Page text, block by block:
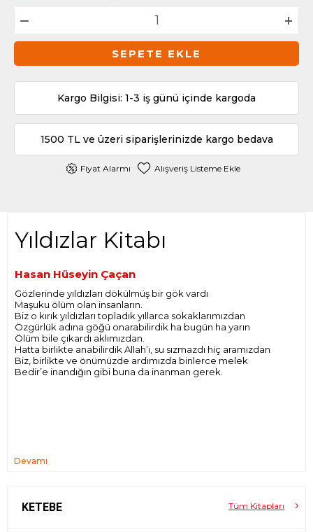
SEPETE EKLE
Kargo Bilgisi: 1-3 iş günü içinde kargoda
1500 TL ve üzeri siparişlerinizde kargo bedava
Fiyat Alarmı Alışveriş Listeme Ekle
Yıldızlar Kitabı
Hasan Hüseyin Çaçan
Gözlerinde yıldızları dökülmüş bir gök vardı
Maşuku ölüm olan insanların.
Biz o kırık yıldızları topladık yıllarca sokaklarımızdan
Özgürlük adına göğü onarabilirdik ha bugün ha yarın
Ölüm bile çıkardı aklımızdan.
Hatta birlikte anabilirdik Allah’ı, su sızmazdı hiç aramızdan
Biz, birlikte ve önümüzde ardımızda binlerce melek
Bedir’e inandığın gibi buna da inanman gerek.
Devamı
KETEBE Tüm Kitapları